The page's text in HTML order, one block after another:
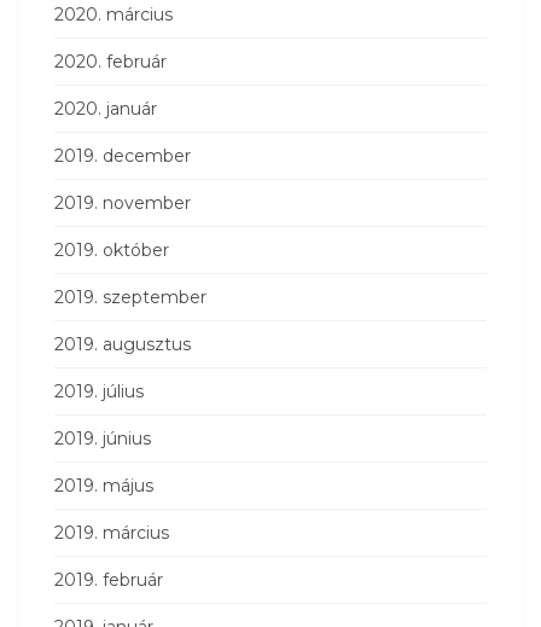
2020. március
2020. február
2020. január
2019. december
2019. november
2019. október
2019. szeptember
2019. augusztus
2019. július
2019. június
2019. május
2019. március
2019. február